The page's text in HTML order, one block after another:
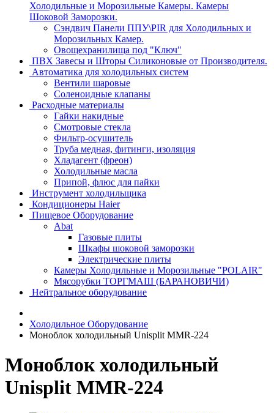
Холодильные и Морозильные Камеры. Камеры
Шоковой Заморозки.
Сэндвич Панели ППУ\PIR для Холодильных и
Морозильных Камер.
Овощехранилища под "Ключ"
ПВХ Завесы и Шторы Силиконовые от Производителя.
Автоматика для холодильных систем
Вентили шаровые
Соленоидные клапаны
Расходные материалы
Гайки накидные
Смотровые стекла
Фильтр-осушитель
Труба медная, фитинги, изоляция
Хладагент (фреон)
Холодильные масла
Припой, флюс для пайки
Инструмент холодильщика
Кондиционеры Haier
Пищевое Оборудование
Abat
Газовые плиты
Шкафы шоковой заморозки
Электрические плиты
Камеры Холодильные и Морозильные "POLAIR"
Мясорубки ТОРГМАШ (БАРАНОВИЧИ)
Нейтральное оборудование
Холодильное Оборудование
Моноблок холодильный Unisplit MMR-224
Моноблок холодильный
Unisplit MMR-224